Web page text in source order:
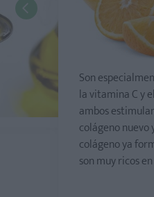
Son
la vitamina C y
ambos
colágeno nuevo
colágeno ya
son muy ricos